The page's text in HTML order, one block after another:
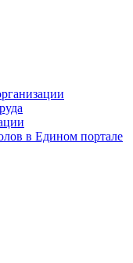
в Едином портале